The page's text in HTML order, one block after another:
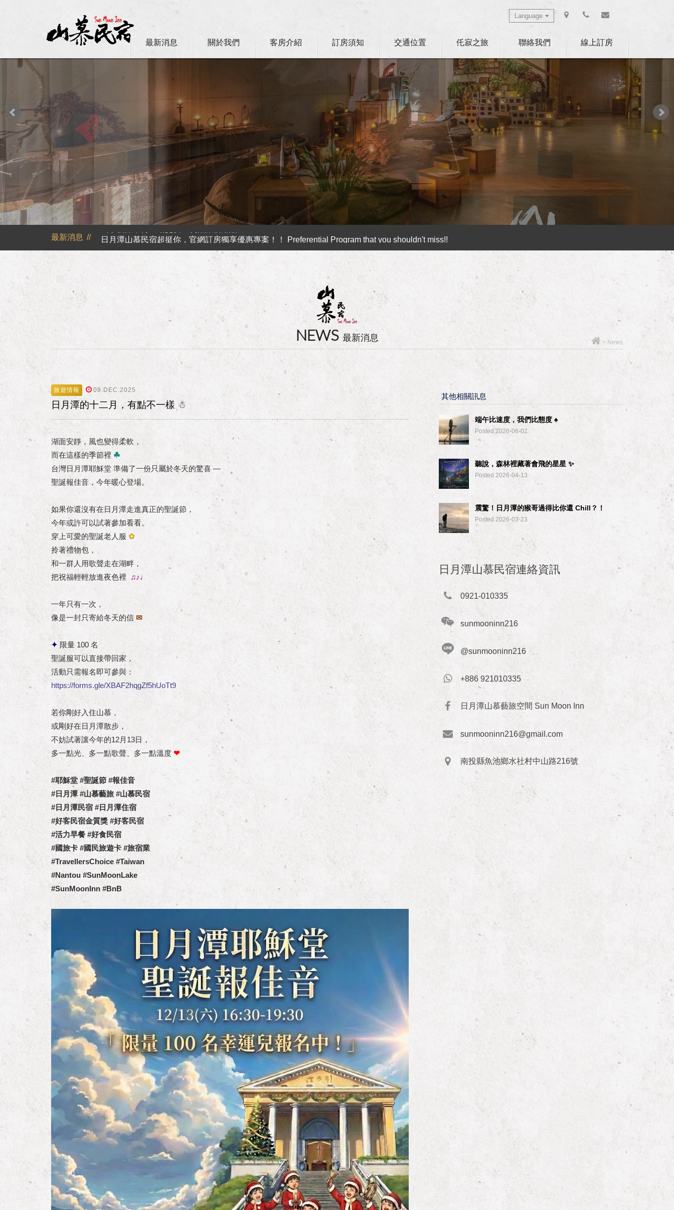
Language
Select Language
最新消息 關於我們 客房介紹 訂房須知 交通位置 仛寂之旅 聯絡我們 線上訂房
最新消息 //
日月潭山慕民宿超挺你，國民旅遊卡訂房獨家優惠專案同時啟動！
震驚！日月潭的猴哥過得比你還 Chill？！
山慕藝旅不再主動提供一次性旅宿用品 ♻︎
日月潭山慕民宿超挺你，官網訂房獨享優惠專案！！ Preferential Program that you shouldn't miss!!
日月潭山慕民宿超挺你，國民旅遊卡訂房獨家優惠專案同時啟動！
NEWS 最新消息 > News
旅遊情報 09.DEC.2025
日月潭的十二月，有點不一樣 ☃
湖面安靜，風也變得柔軟，
而在這樣的季節裡 ☘︎
台灣日月潭耶穌堂 準備了一份只屬於冬天的驚喜 —
聖誕報佳音，今年暖心登場。
如果你還沒有在日月潭走進真正的聖誕節，
今年或許可以試著參加看看。
穿上可愛的聖誕老人服 ✿
拎著禮物包，
和一群人用歌聲走在湖畔，
把祝福輕輕放進夜色裡
♫♪♩
一年只有一次，
像是一封只寄給冬天的信 ✉
✦ 限量 100 名
聖誕服可以直接帶回家，
活動只需報名即可參與：
https://forms.gle/XBAF2hqgZf5hUoTt9
若你剛好入住山慕，
或剛好在日月潭散步，
不妨試著讓今年的12月13日，
多一點光、多一點歌聲、多一點溫度 ❤
#耶穌堂 #聖誕節 #報佳音
#日月潭 #山慕藝旅 #山慕民宿
#日月潭民宿 #日月潭住宿
#好客民宿金質獎 #好客民宿
#活力早餐 #好食民宿
#國旅卡 #國民旅遊卡 #旅宿業
#TravellersChoice #Taiwan
#Nantou #SunMoonLake
#SunMoonInn #BnB
其他相關訊息
端午比速度，我們比態度 ♠︎
Posted 2026-06-02
聽說，森林裡藏著會飛的星星 ✨
Posted 2026-04-13
震驚！日月潭的猴哥過得比你還 Chill？！
Posted 2026-03-23
日月潭山慕民宿連絡資訊
0921-010335
sunmooninn216
@sunmooninn216
+886 921010335
日月潭山慕藝旅空間 Sun Moon Inn
sunmooninn216@gmail.com
南投縣魚池鄉水社村中山路216號